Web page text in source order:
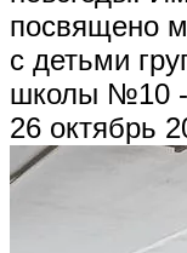
посвящено
с детьми
школы №10 -
26 октябрь